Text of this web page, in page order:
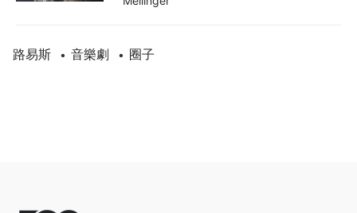
路易斯 • 音樂劇 • 圈子